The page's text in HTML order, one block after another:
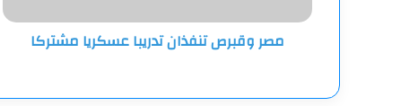
مصر وقبرص تنفذان تدريبا عسكريا مشتركا